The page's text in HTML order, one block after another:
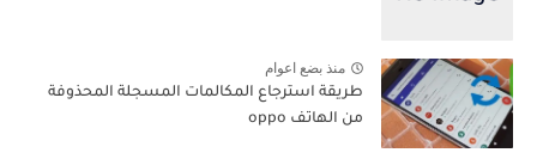
منذ بضع اعوام
طريقة استرجاع المكالمات المسجلة المحذوفة
من الهاتف oppo